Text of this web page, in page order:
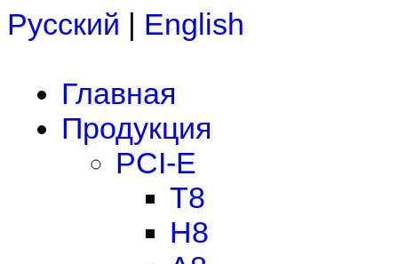
Русский | English
Главная
Продукция
PCI-E
T8
H8